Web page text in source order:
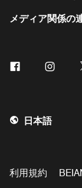
メディア関係の
Facebook
日本語
利用規約